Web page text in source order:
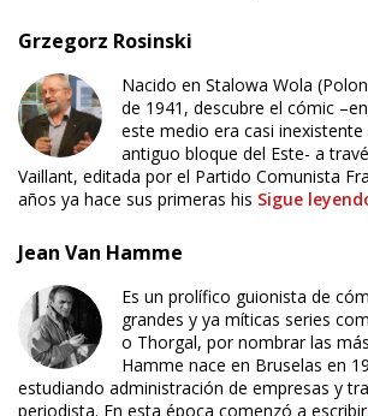
Grzegorz Rosinski
Nacido en Stalowa Wola
de 1941, descubre el cómic
este medio era casi inexistente
antiguo bloque del Este- a
Vaillant, editada por el Partido Comunista
años ya hace sus primeras his Sigue
Jean Van Hamme
Es un prolífico guionista de
grandes y ya míticas series
o Thorgal, por nombrar las
Hamme nace en Bruselas en
estudiando administración de empresas y
periodista. En esta época comenzó a
ÚLTIMO NÚMERO PUBLICADO